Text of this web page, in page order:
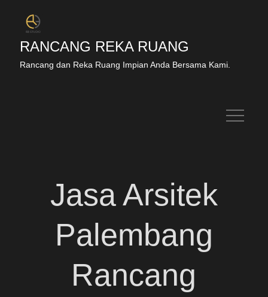
RANCANG REKA RUANG
Rancang dan Reka Ruang Impian Anda Bersama Kami.
Jasa Arsitek
Palembang
Rancang